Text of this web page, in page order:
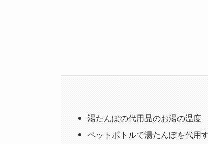
湯たんぽの代用品のお湯の温度
ペットボトルで湯たんぽを代用